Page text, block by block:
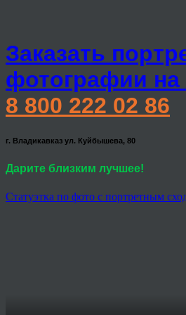
Заказать
фотографии на
8 800 222 02 86
г. Владикавказ ул. Куйбышева, 80
Дарите близким лучшее!
Статуэтка по фото с портретным